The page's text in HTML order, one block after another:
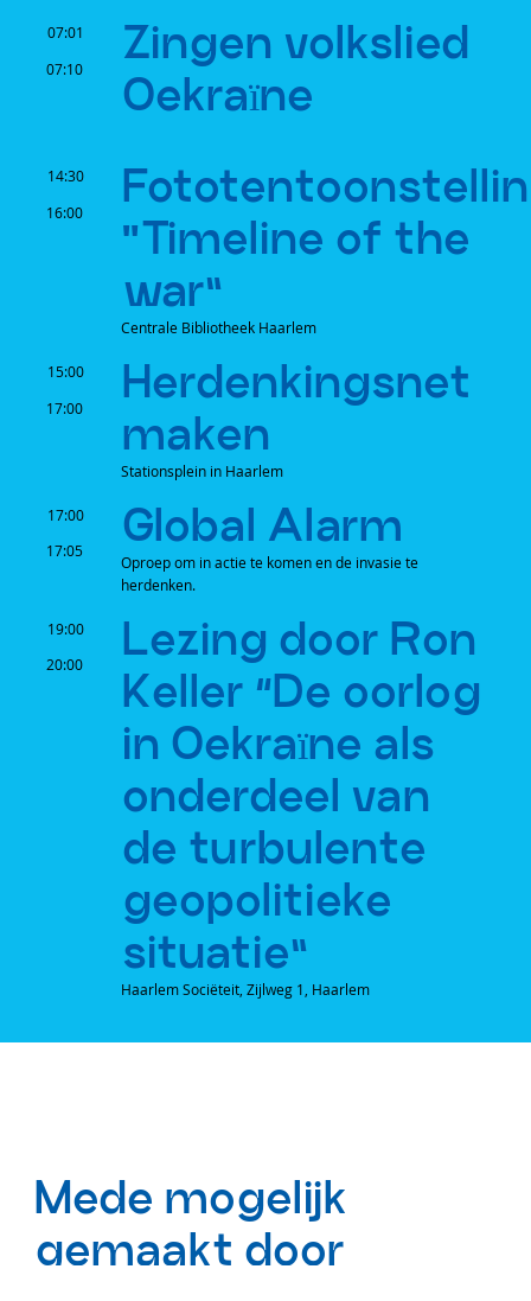
Zingen volkslied
Oekraïne
07:01
07:10
"Timeline of the
war”
Centrale Bibliotheek Haarlem
14:30
16:00
Herdenkingsnet
maken
Stationsplein in Haarlem
15:00
17:00
Global Alarm
Oproep om in actie te komen en de invasie te
herdenken.
17:00
17:05
Lezing door Ron
Keller “De oorlog
in Oekraïne als
onderdeel van
de turbulente
geopolitieke
situatie”
Haarlem Sociëteit, Zijlweg 1, Haarlem
19:00
20:00
Mede mogelijk
gemaakt door